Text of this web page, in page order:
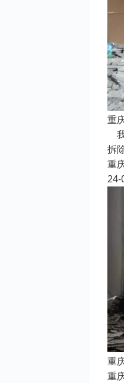
重
拆
重
24-
重
重